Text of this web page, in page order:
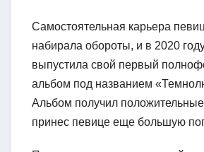
Самостоятельная карьера
набирала обороты, и в 2020
выпустила свой первый
альбом под названием
Альбом получил
принес певице еще большую